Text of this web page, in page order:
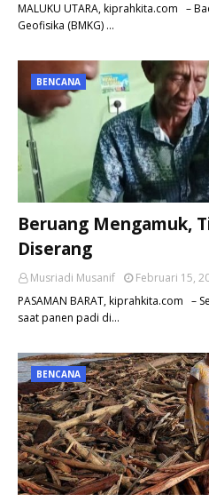
MALUKU UTARA, kiprahkita.com –
Geofisika (BMKG) …
BENCANA
Beruang Mengamuk,
Diserang
Musriadi Musanif
Februari 15,
PASAMAN BARAT, kiprahkita.com –
saat panen padi di…
BENCANA